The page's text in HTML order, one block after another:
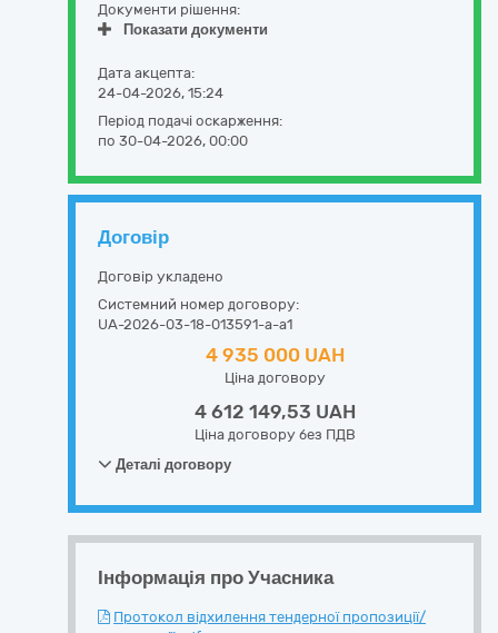
Документи рішення:
Показати документи
Дата акцепта:
24-04-2026, 15:24
Період подачі оскарження:
по 30-04-2026, 00:00
Договір
Договір укладено
Системний номер договору:
UA-2026-03-18-013591-a-a1
4 935 000 UAH
Ціна договору
4 612 149,53 UAH
Ціна договору без ПДВ
Деталі договору
Інформація про Учасника
Протокол відхилення тендерної пропозиції/